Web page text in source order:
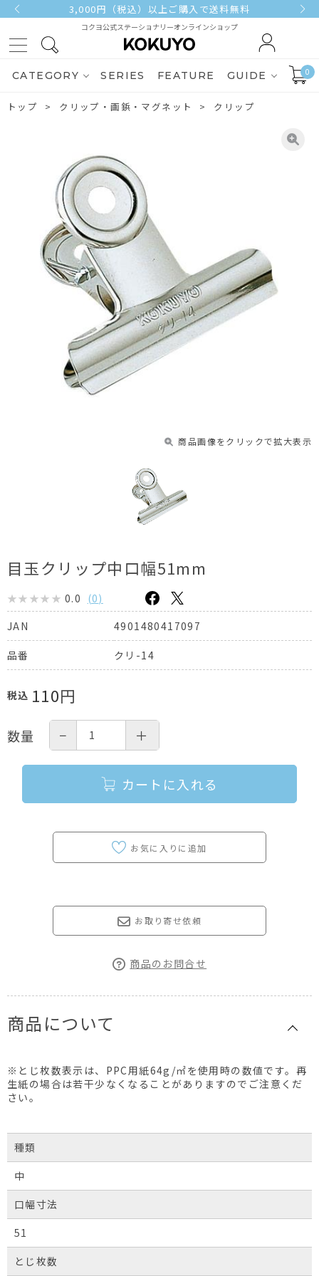
3,000円（税込）以上ご購入で送料無料
コクヨ公式ステーショナリーオンラインショップ
CATEGORY SERIES FEATURE GUIDE 0
トップ クリップ・画鋲・マグネット クリップ
商品画像をクリックで拡大表示
目玉クリップ中口幅51mm
0.0 (0)
JAN
4901480417097
品番 クリ-14
税込 110円
数量 − ＋
カートに入れる
お取り寄せ依頼
商品のお問合せ
商品について
※とじ枚数表示は、PPC用紙64g/㎡を使用時の数値です。再
生紙の場合は若干少なくなることがありますのでご注意くだ
さい。
種類
中
口幅寸法
51
とじ枚数